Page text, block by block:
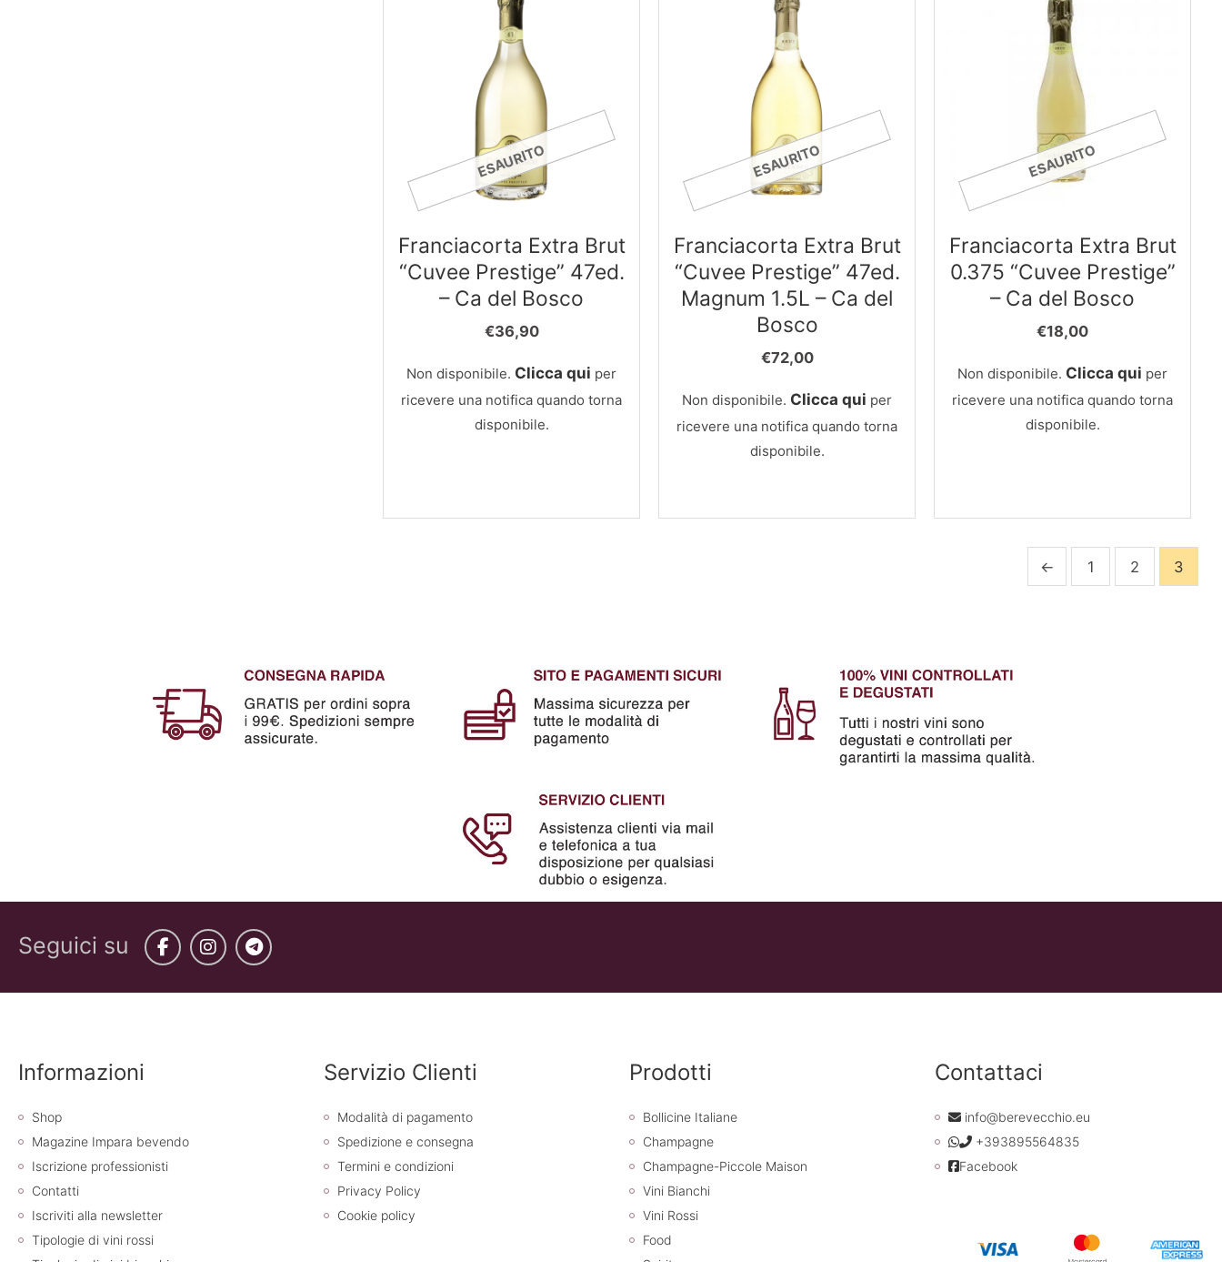
ESAURITO
Franciacorta Extra Brut
“Cuvee Prestige” 47ed.
– Ca del Bosco
€36,90
Non disponibile. Clicca qui per
ricevere una notifica quando torna
disponibile.
ESAURITO
Franciacorta Extra Brut
“Cuvee Prestige” 47ed.
Magnum 1.5L – Ca del
Bosco
€72,00
Non disponibile. Clicca qui per
ricevere una notifica quando torna
disponibile.
ESAURITO
Franciacorta Extra Brut
0.375 “Cuvee Prestige”
– Ca del Bosco
€18,00
Non disponibile. Clicca qui per
ricevere una notifica quando torna
disponibile.
← 1 2 3
Seguici su Facebook
Instagram
Telegram
Informazioni
Shop
Magazine Impara bevendo
Iscrizione professionisti
Contatti
Iscriviti alla newsletter
Tipologie di vini rossi
Servizio Clienti
Modalità di pagamento
Spedizione e consegna
Termini e condizioni
Privacy Policy
Cookie policy
Prodotti
Bollicine Italiane
Champagne
Champagne-Piccole Maison
Vini Bianchi
Vini Rossi
Food
Contattaci
info@berevecchio.eu
+393895564835
Facebook